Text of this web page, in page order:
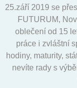
25.září 2019 se
FUTURUM,
oblečení od 15
práce i zvláštní
hodiny, maturity,
nevíte rady s